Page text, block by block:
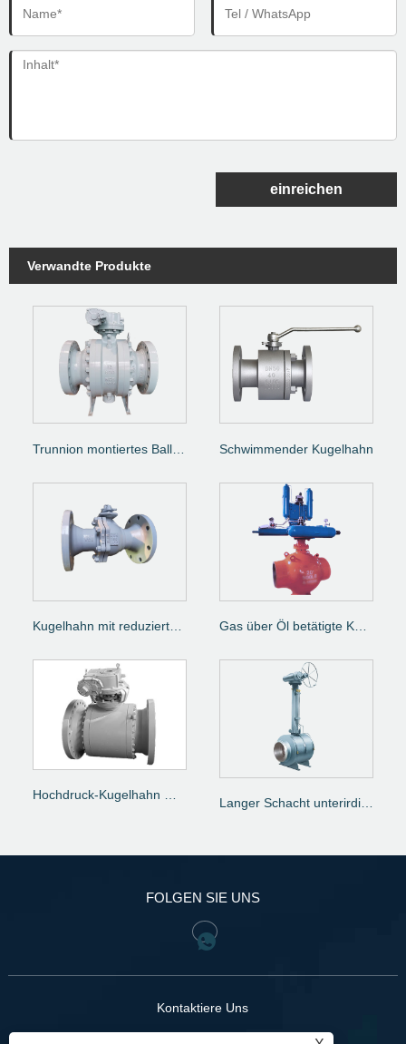
einreichen
Verwandte Produkte
Schwimmender Kugelhahn
Gas über Öl betätigte Kugelventil
Hochdruck-Kugelhahn mit Zapfenmontage
Langer Schacht unterirdischer BW Enden Ballventil
FOLGEN SIE UNS
Kontaktiere Uns